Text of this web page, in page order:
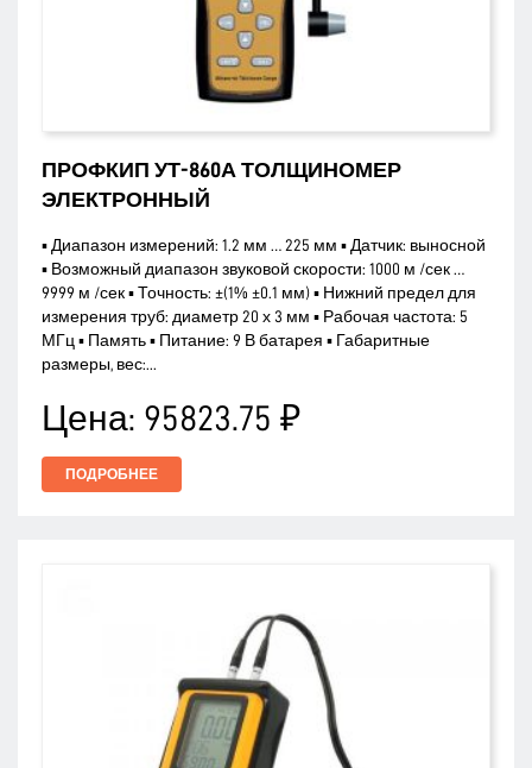
ПРОФКИП УТ-860А ТОЛЩИНОМЕР
ЭЛЕКТРОННЫЙ
▪ Диапазон измерений: 1.2 мм … 225 мм ▪ Датчик: выносной
▪ Возможный диапазон звуковой скорости: 1000 м /сек …
9999 м /сек ▪ Точность: ±(1% ±0.1 мм) ▪ Нижний предел для
измерения труб: диаметр 20 х 3 мм ▪ Рабочая частота: 5
МГц ▪ Память ▪ Питание: 9 В батарея ▪ Габаритные
размеры, вес:...
Цена: 95823.75 ₽
ПОДРОБНЕЕ